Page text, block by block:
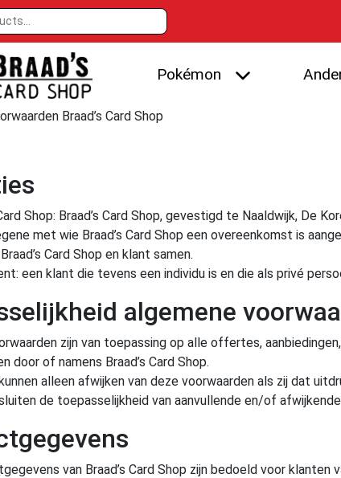
Pokémon
Braad’s Card Shop
Shop: Braad’s Card Shop, gevestigd te Naaldwijk, De
met wie Braad’s Card Shop een overeenkomst is
Card Shop en klant samen.
een klant die tevens een individu is en die als privé
algemene
zijn van toepassing op alle offertes,
door of namens Braad’s Card Shop.
alleen afwijken van deze voorwaarden als zij dat
de toepasselijkheid van aanvullende en/of
van Braad’s Card Shop zijn bedoeld voor klanten